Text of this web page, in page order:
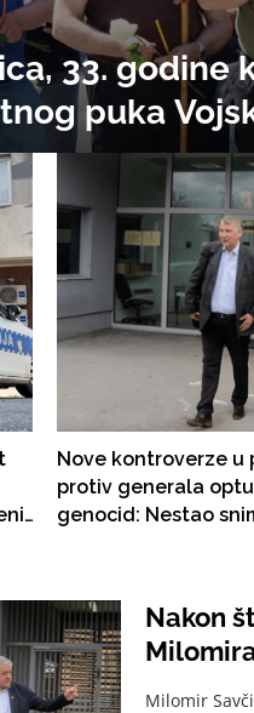
33. godine
puka
u
Sarajeva.
Savčić je u
Nove kontroverze u
protiv generala
genocid: Nestao
Nakon
Milomir